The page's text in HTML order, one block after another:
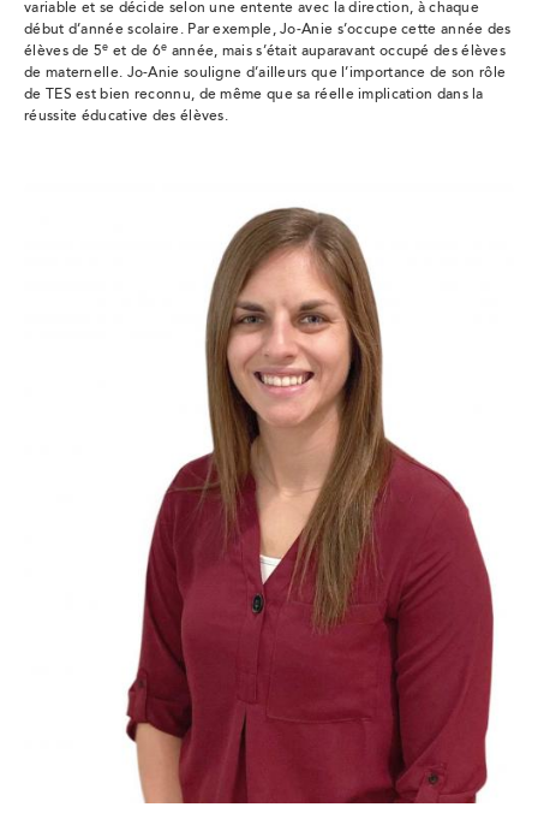
variable et se décide selon une entente avec la direction, à chaque
début d’année scolaire. Par exemple, Jo-Anie s’occupe cette année des
élèves de 5e et de 6e année, mais s’était auparavant occupé des élèves
de maternelle. Jo-Anie souligne d’ailleurs que l’importance de son rôle
de TES est bien reconnu, de même que sa réelle implication dans la
réussite éducative des élèves.